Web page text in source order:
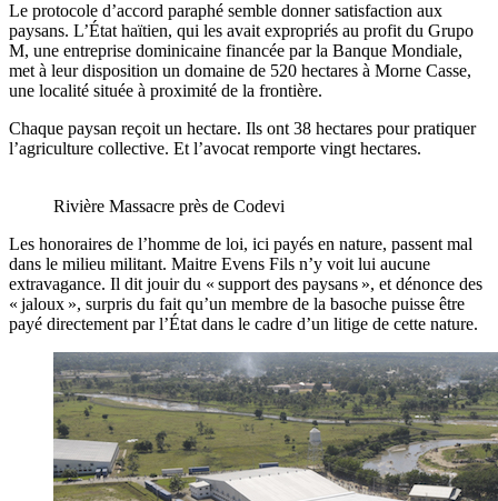
Le protocole d’accord paraphé semble donner satisfaction aux
paysans. L’État haïtien, qui les avait expropriés au profit du Grupo
M, une entreprise dominicaine financée par la Banque Mondiale,
met à leur disposition un domaine de 520 hectares à Morne Casse,
une localité située à proximité de la frontière.
Chaque paysan reçoit un hectare. Ils ont 38 hectares pour pratiquer
l’agriculture collective. Et l’avocat remporte vingt hectares.
Rivière Massacre près de Codevi
Les honoraires de l’homme de loi, ici payés en nature, passent mal
dans le milieu militant. Maitre Evens Fils n’y voit lui aucune
extravagance. Il dit jouir du « support des paysans », et dénonce des
« jaloux », surpris du fait qu’un membre de la basoche puisse être
payé directement par l’État dans le cadre d’un litige de cette nature.